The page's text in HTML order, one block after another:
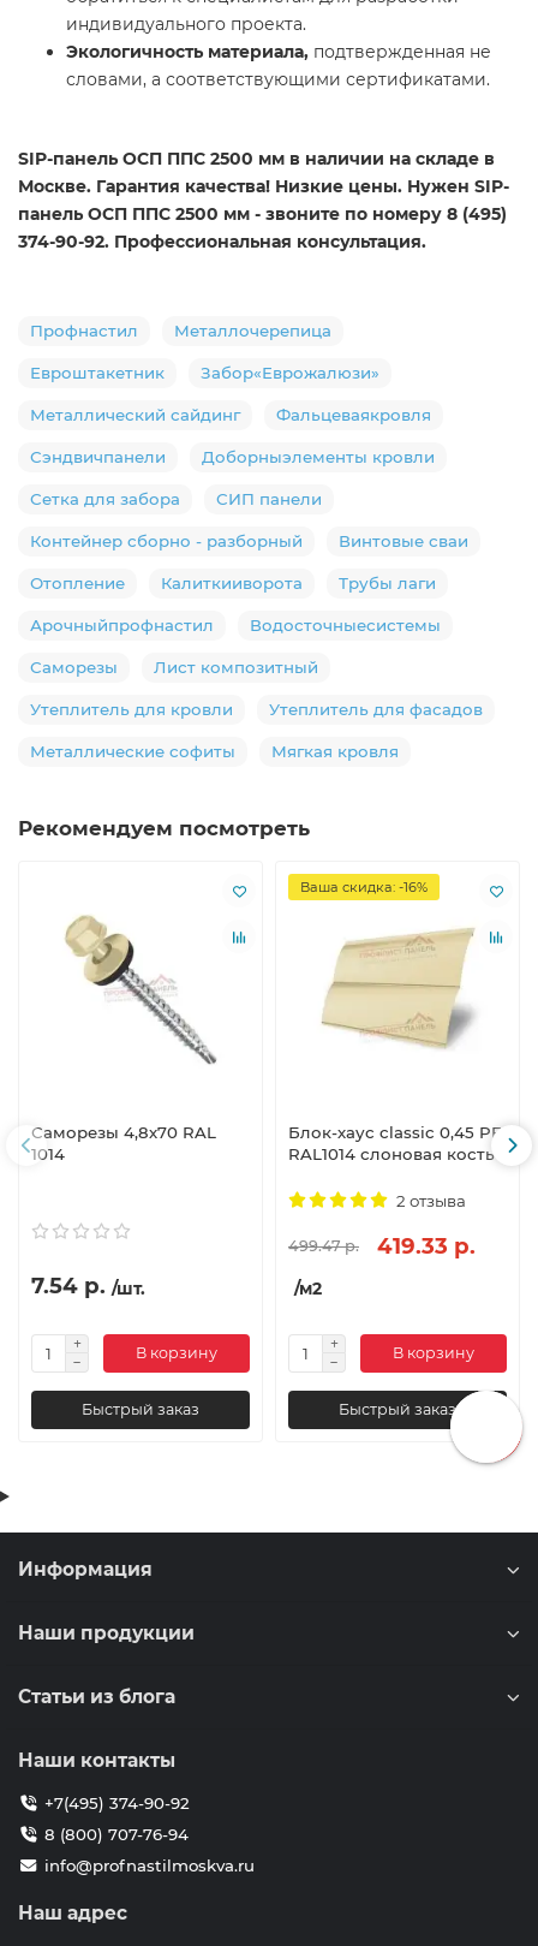
индивидуального проекта.
Экологичность материала, подтвержденная не
словами, а соответствующими сертификатами.
SIP-панель ОСП ППС 2500 мм в наличии на складе в
Москве. Гарантия качества! Низкие цены. Нужен SIP-
панель ОСП ППС 2500 мм - звоните по номеру 8 (495)
374-90-92. Профессиональная консультация.
Профнастил Металлочерепица
Евроштакетник Забор«Еврожалюзи»
Металлический сайдинг Фальцеваякровля
Сэндвичпанели Доборныэлементы кровли
Сетка для забора СИП панели
Контейнер сборно - разборный Винтовые сваи
Отопление Калиткииворота Трубы лаги
Арочныйпрофнастил Водосточныесистемы
Саморезы Лист композитный
Утеплитель для кровли Утеплитель для фасадов
Металлические софиты Мягкая кровля
Рекомендуем посмотреть
Саморезы 4,8х70 RAL
1014
7.54 р. /шт.
В корзину
Быстрый заказ
Ваша скидка: -16%
Блок-хаус classic 0,45 PE
RAL1014 слоновая кость
2 отзыва
499.47 р. 419.33 р.
/м2
В корзину
Быстрый заказ
Информация
Наши продукции
Статьи из блога
Наши контакты
+7(495) 374-90-92
8 (800) 707-76-94
info@profnastilmoskva.ru
Наш адрес